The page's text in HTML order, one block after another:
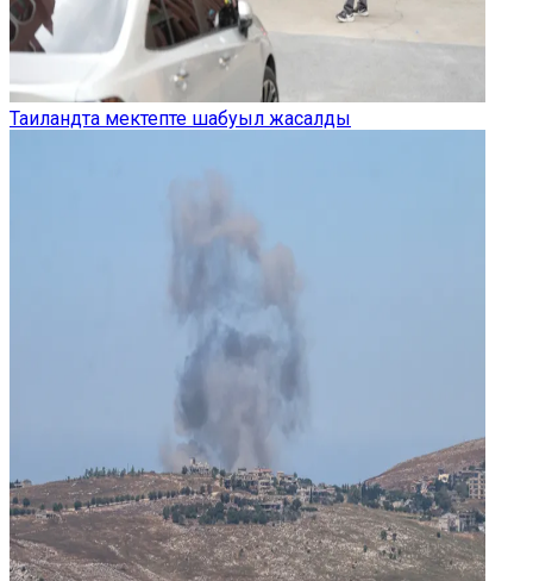
Таиландта мектепте шабуыл жасалды